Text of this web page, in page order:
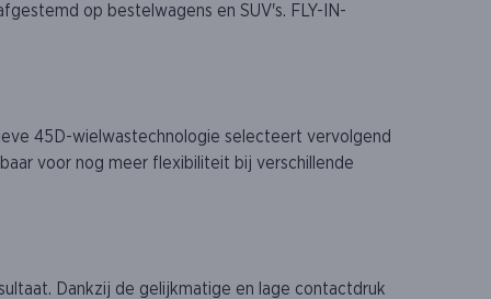
op bestelwagens en SUV's. FLY-IN-
45D-wielwastechnologie selecteert vervolgend
voor nog meer flexibiliteit bij verschillende
Dankzij de gelijkmatige en lage contactdruk